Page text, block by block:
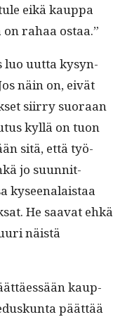
eikä kaup­pa
rahaa ostaa.”
luo uut­ta kysyn­
näin on, eivät
siir­ry suo­raan
kyl­lä on tuon
sitä, että työ­
jo suun­nit­
kyseenalais­taa
He saa­vat ehkä
näistä
kaup­
päät­tää